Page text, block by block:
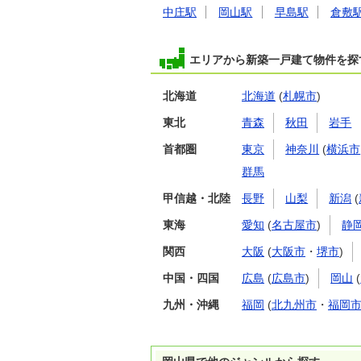
中庄駅 岡山駅 早島駅 倉敷
エリアから新築一戸建て物件を探
北海道 北海道 (札幌市)
東北 青森 秋田 岩手
首都圏 東京 神奈川 (横浜市
群馬
甲信越・北陸 長野 山梨 新潟 (
東海 愛知 (名古屋市) 静
関西 大阪 (大阪市 ・ 堺市)
中国・四国 広島 (広島市) 岡山 (
九州・沖縄 福岡 (北九州市 ・ 福岡市